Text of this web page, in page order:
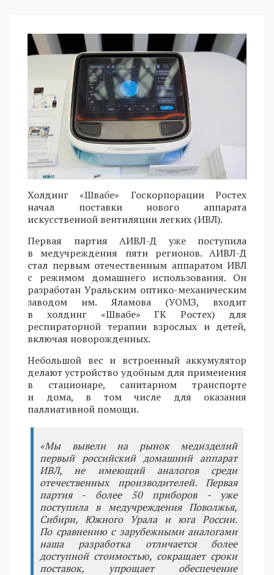
Холдинг «Швабе» Госкорпорации Ростех
начал поставки нового аппарата
искусственной вентиляции легких (ИВЛ).
Первая партия АИВЛ-Д уже поступила
в медучреждения пяти регионов. АИВЛ-Д
стал первым отечественным аппаратом ИВЛ
с режимом домашнего использования. Он
разработан Уральским оптико-механическим
заводом им. Яламова (УОМЗ, входит
в холдинг «Швабе» ГК Ростех) для
респираторной терапии взрослых и детей,
включая новорожденных.
Небольшой вес и встроенный аккумулятор
делают устройство удобным для применения
в стационаре, санитарном транспорте
и дома, в том числе для оказания
паллиативной помощи.
«Мы вывели на рынок медизделий
первый российский домашний аппарат
ИВЛ, не имеющий аналогов среди
отечественных производителей. Первая
партия - более 50 приборов - уже
поступила в медучреждения Поволжья,
Сибири, Южного Урала и юга России.
По сравнению с зарубежными аналогами
наша разработка отличается более
доступной стоимостью, сокращает сроки
поставок, упрощает обеспечение